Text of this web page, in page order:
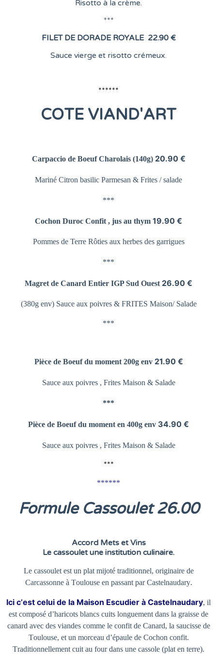
Risotto à la crème.
***
FILET DE DORADE ROYALE 22.90 €
Sauce vierge et risotto crémeux.
******
COTE VIAND'ART
Carpaccio de Boeuf Charolais (140g) 20.90 €
Mariné Citron basilic Parmesan & Frites / salade
***
Cochon Duroc Confit , jus au thym 19.90 €
Pommes de Terre Rôties aux herbes des garrigues
***
Magret de Canard Entier IGP Sud Ouest 26.90 €
(380g env) Sauce aux poivres & FRITES Maison/ Salade
***
Pièce de Boeuf du moment 200g env 21.90 €
Sauce aux poivres , Frites Maison & Salade
***
Pièce de Boeuf du moment en 400g env 34.90 €
Sauce aux poivres , Frites Maison & Salade
***
******
Formule Cassoulet 26.00
Accord Mets et Vins
Le cassoulet une institution culinaire.
Le cassoulet est un plat mijoté traditionnel, originaire de
Carcassonne à Toulouse en passant par Castelnaudary.
Ici c’est celui de la Maison Escudier à Castelnaudary, il
est composé d’haricots blancs cuits longuement dans la graisse de
canard avec des viandes comme le confit de Canard, la saucisse de
Toulouse, et un morceau d’épaule de Cochon confit.
Traditionnellement cuit au four dans une cassole (plat en terre).